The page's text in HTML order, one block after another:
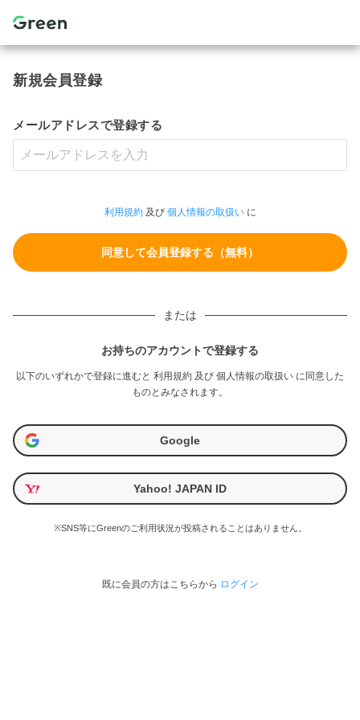
新規会員登録
メールアドレスで登録する
利用規約及び 個人情報の取扱いに
または
お持ちのアカウントで登録する
以下のいずれかで登録に進むと 利用規約 及び 個人情報の取扱い に同意した
ものとみなされます。
Google
Yahoo! JAPAN ID
※SNS等にGreenのご利用状況が投稿されることはありません。
既に会員の方はこちらから ログイン